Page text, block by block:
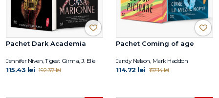
Pachet Dark Academia
Jennifer Niven, Tigest Girma, J. Elle
115.43 lei 192.37 lei
Pachet Coming of age
Jandy Nelson, Mark Haddon
114.72 lei 157.14 lei